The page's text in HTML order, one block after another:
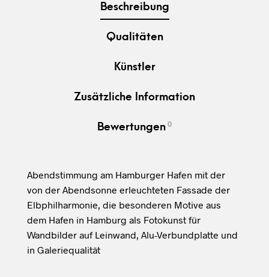
Beschreibung
Qualitäten
Künstler
Zusätzliche Information
Bewertungen 0
Abendstimmung am Hamburger Hafen mit der
von der Abendsonne erleuchteten Fassade der
Elbphilharmonie, die besonderen Motive aus
dem Hafen in Hamburg als Fotokunst für
Wandbilder auf Leinwand, Alu-Verbundplatte und
in Galeriequalität